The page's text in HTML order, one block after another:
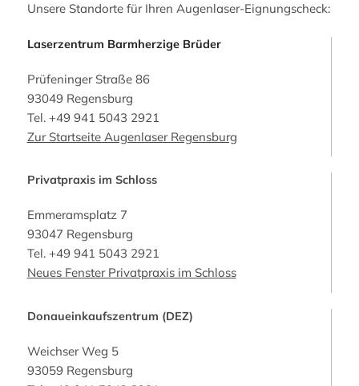
Unsere Standorte für Ihren Augenlaser-Eignungscheck:
Laserzentrum Barmherzige Brüder
Prüfeninger Straße 86
93049 Regensburg
Tel. +49 941 5043 2921
Zur Startseite Augenlaser Regensburg
Privatpraxis im Schloss
Emmeramsplatz 7
93047 Regensburg
Tel. +49 941 5043 2921
Neues Fenster Privatpraxis im Schloss
Donaueinkaufszentrum (DEZ)
Weichser Weg 5
93059 Regensburg